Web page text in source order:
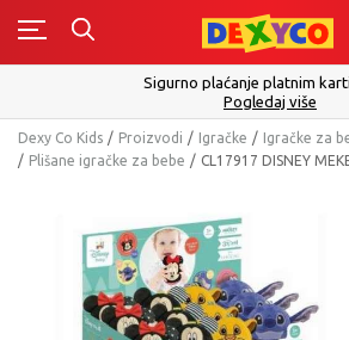
Sigurno plaćanje platnim
Pogledaj više
Dexy Co Kids Proizvodi Igračke
Igračke za
Plišane igračke za bebe
CL17917 DISNEY